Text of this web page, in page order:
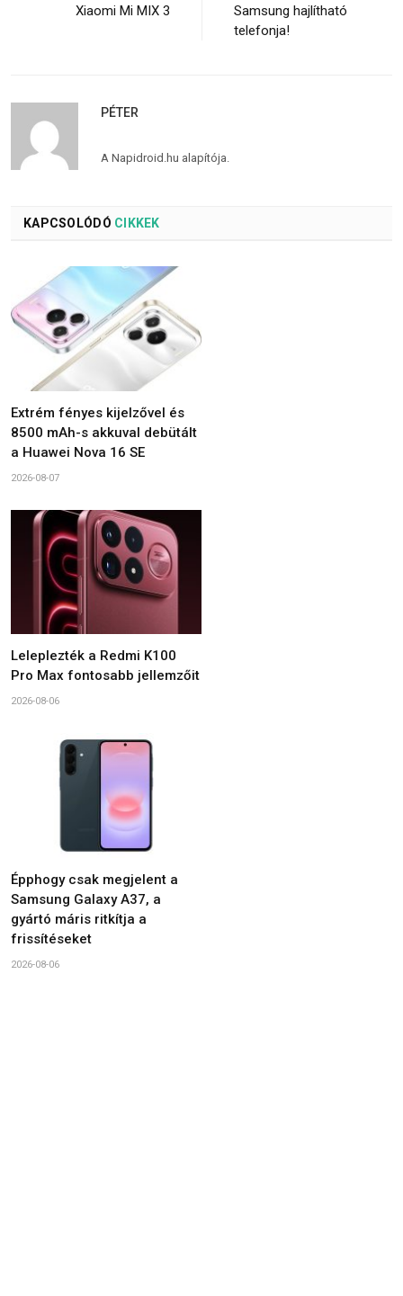
Xiaomi Mi MIX 3
Samsung hajlítható
telefonja!
PÉTER
A Napidroid.hu alapítója.
KAPCSOLÓDÓ CIKKEK
Extrém fényes kijelzővel és
8500 mAh-s akkuval debütált
a Huawei Nova 16 SE
2026-08-07
Leleplezték a Redmi K100
Pro Max fontosabb jellemzőit
2026-08-06
Épphogy csak megjelent a
Samsung Galaxy A37, a
gyártó máris ritkítja a
frissítéseket
2026-08-06